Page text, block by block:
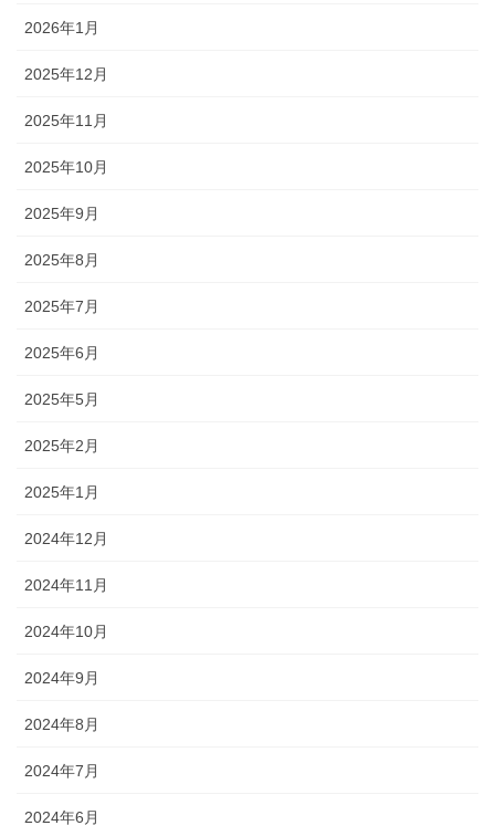
2026年1月
2025年12月
2025年11月
2025年10月
2025年9月
2025年8月
2025年7月
2025年6月
2025年5月
2025年2月
2025年1月
2024年12月
2024年11月
2024年10月
2024年9月
2024年8月
2024年7月
2024年6月